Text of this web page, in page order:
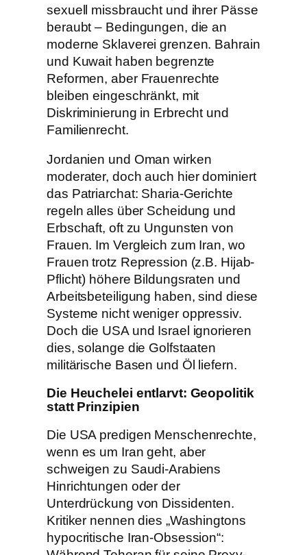
sexuell missbraucht und ihrer Pässe
beraubt – Bedingungen, die an
moderne Sklaverei grenzen. Bahrain
und Kuwait haben begrenzte
Reformen, aber Frauenrechte
bleiben eingeschränkt, mit
Diskriminierung in Erbrecht und
Familienrecht.
Jordanien und Oman wirken
moderater, doch auch hier dominiert
das Patriarchat: Sharia-Gerichte
regeln alles über Scheidung und
Erbschaft, oft zu Ungunsten von
Frauen. Im Vergleich zum Iran, wo
Frauen trotz Repression (z.B. Hijab-
Pflicht) höhere Bildungsraten und
Arbeitsbeteiligung haben, sind diese
Systeme nicht weniger oppressiv.
Doch die USA und Israel ignorieren
dies, solange die Golfstaaten
militärische Basen und Öl liefern.
Die Heuchelei entlarvt: Geopolitik
statt Prinzipien
Die USA predigen Menschenrechte,
wenn es um Iran geht, aber
schweigen zu Saudi-Arabiens
Hinrichtungen oder der
Unterdrückung von Dissidenten.
Kritiker nennen dies „Washingtons
hypocritische Iran-Obsession“: